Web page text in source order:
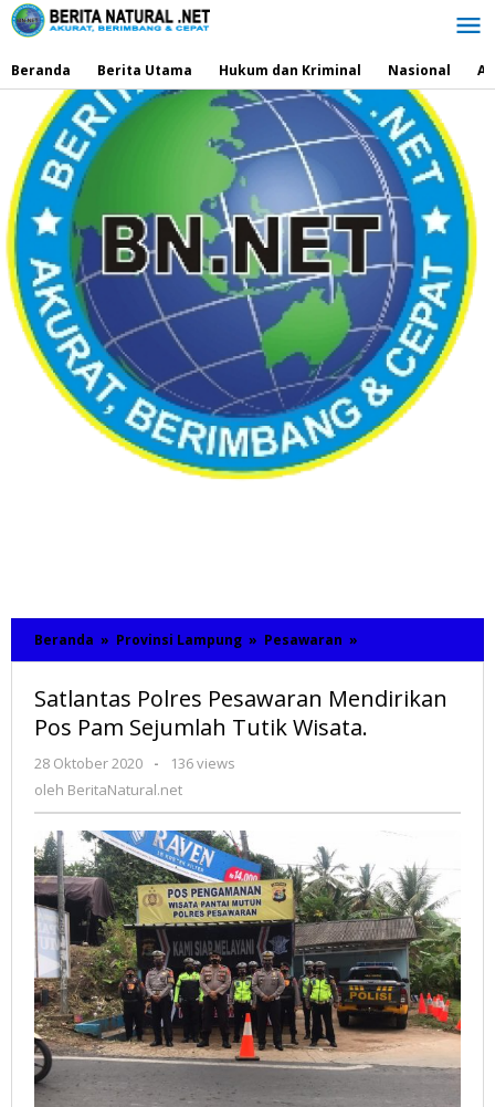
Lewati
ke
Beranda
Berita Utama Hukum dan Kriminal Nasional
Beranda » Provinsi Lampung » Pesawaran »
Polres
Mendirikan
Pam
Satlantas Polres Pesawaran Mendirikan
Pos Pam Sejumlah Tutik Wisata.
28 Oktober 2020
oleh
BeritaNatural.net
-
136 views
oleh BeritaNatural.net